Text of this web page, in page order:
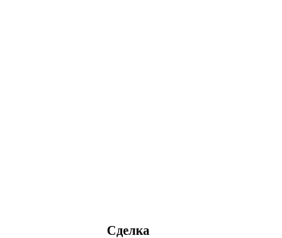
Сделка